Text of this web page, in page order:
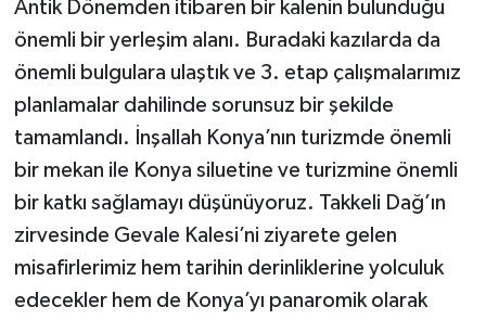
Antik Dönemden itibaren bir kalenin bulunduğu
önemli bir yerleşim alanı. Buradaki kazılarda da
önemli bulgulara ulaştık ve 3. etap çalışmalarımız
planlamalar dahilinde sorunsuz bir şekilde
tamamlandı. İnşallah Konya’nın turizmde önemli
bir mekan ile Konya siluetine ve turizmine önemli
bir katkı sağlamayı düşünüyoruz. Takkeli Dağ’ın
zirvesinde Gevale Kalesi’ni ziyarete gelen
misafirlerimiz hem tarihin derinliklerine yolculuk
edecekler hem de Konya’yı panaromik olarak